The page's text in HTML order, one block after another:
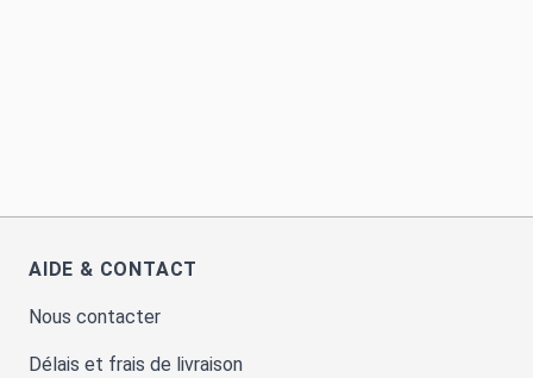
AIDE & CONTACT
Nous contacter
Délais et frais de livraison